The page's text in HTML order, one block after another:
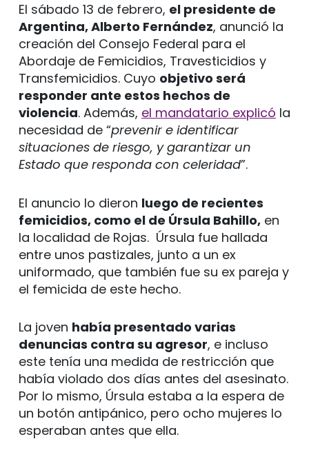
El sábado 13 de febrero, el presidente de
Argentina, Alberto Fernández, anunció la
creación del Consejo Federal para el
Abordaje de Femicidios, Travesticidios y
Transfemicidios. Cuyo objetivo será
responder ante estos hechos de
violencia. Además, el mandatario explicó la
necesidad de “prevenir e identificar
situaciones de riesgo, y garantizar un
Estado que responda con celeridad”.
El anuncio lo dieron luego de recientes
femicidios, como el de Úrsula Bahillo, en
la localidad de Rojas. Úrsula fue hallada
entre unos pastizales, junto a un ex
uniformado, que también fue su ex pareja y
el femicida de este hecho.
La joven había presentado varias
denuncias contra su agresor, e incluso
este tenía una medida de restricción que
había violado dos días antes del asesinato.
Por lo mismo, Úrsula estaba a la espera de
un botón antipánico, pero ocho mujeres lo
esperaban antes que ella.